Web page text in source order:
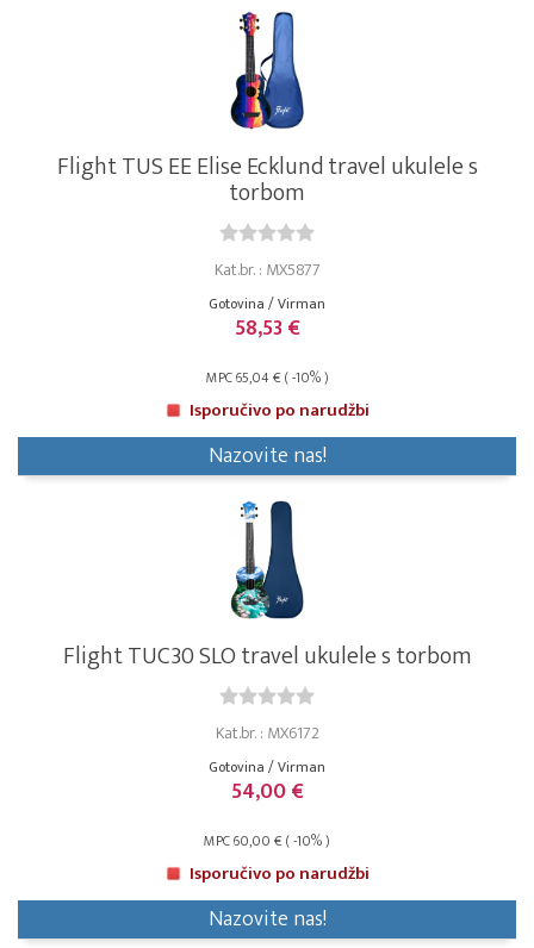
Flight TUS EE Elise Ecklund travel ukulele s
torbom
Kat.br. : MX5877
Gotovina / Virman
58,53 €
MPC 65,04 € ( -10% )
Isporučivo po narudžbi
Nazovite nas!
Flight TUC30 SLO travel ukulele s torbom
Kat.br. : MX6172
Gotovina / Virman
54,00 €
MPC 60,00 € ( -10% )
Isporučivo po narudžbi
Nazovite nas!